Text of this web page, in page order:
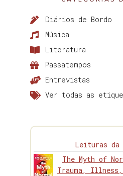
Diários de Bordo
Música
Literatura
Passatempos
Entrevistas
Ver todas as
Leituras da
The Myth of
Trauma,